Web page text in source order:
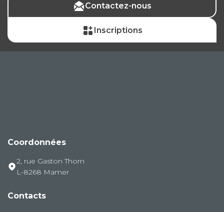
Contactez-nous
Inscriptions
Coordonnées
2, rue Gaston Thorn
L-8268 Mamer
Contacts